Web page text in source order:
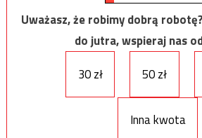
Uważasz, że robimy dobrą
do jutra, wspieraj nas
30 zł
50 zł
Inna kwota